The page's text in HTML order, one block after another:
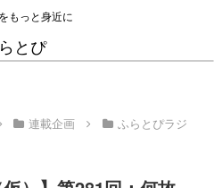
もっと身近に
とぴ
連載企画
ふらとぴラジ